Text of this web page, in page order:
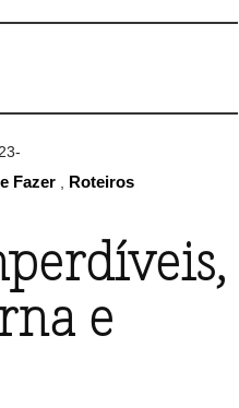
-
Fazer Roteiros
e